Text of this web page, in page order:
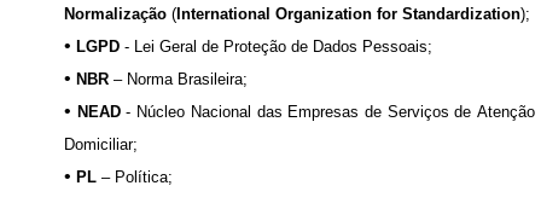
Normalização ( International Organization for Standardization);
• LGPD - Lei Geral de Proteção de Dados Pessoais;
• NBR – Norma Brasileira;
• NEAD- Núcleo Nacional das Empresas de Serviços de Atenção
Domiciliar;
• PL – Política;